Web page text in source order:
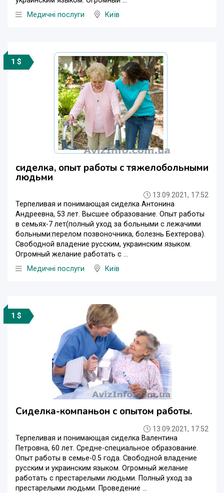
Медичні послуги
Київ
1 $
сиделка, опыт работы с тяжелобольными
людьми
13.09.2021, 17:52
Терпеливая и понимающая сиделка Антонина
Андреевна, 53 лет. Высшее образование. Опыт работы
в семьях-7 лет(полный уход за больными с лежачими
больными:перелом позвоночника, болезнь Бехтерова).
Свободной владение русским, украинским языком.
Огромный желание работать с ...
Медичні послуги
Київ
1 $
Сиделка-компаньон с опытом работы.
13.09.2021, 17:52
Терпеливая и понимающая сиделка Валентина
Петровна, 60 лет. Средне-специальное образование.
Опыт работы в семье-0.5 года. Свободной владение
русским и украинским языком. Огромный желание
работать с престарелыми людьми. Полный уход за
престарелыми людьми. Проведение ...